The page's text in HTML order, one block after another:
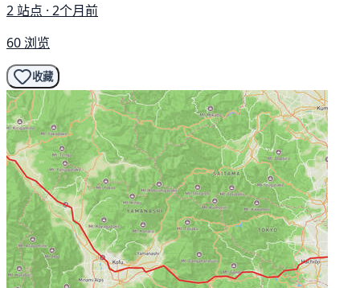
2 站点 · 2个月前
60 浏览
收藏